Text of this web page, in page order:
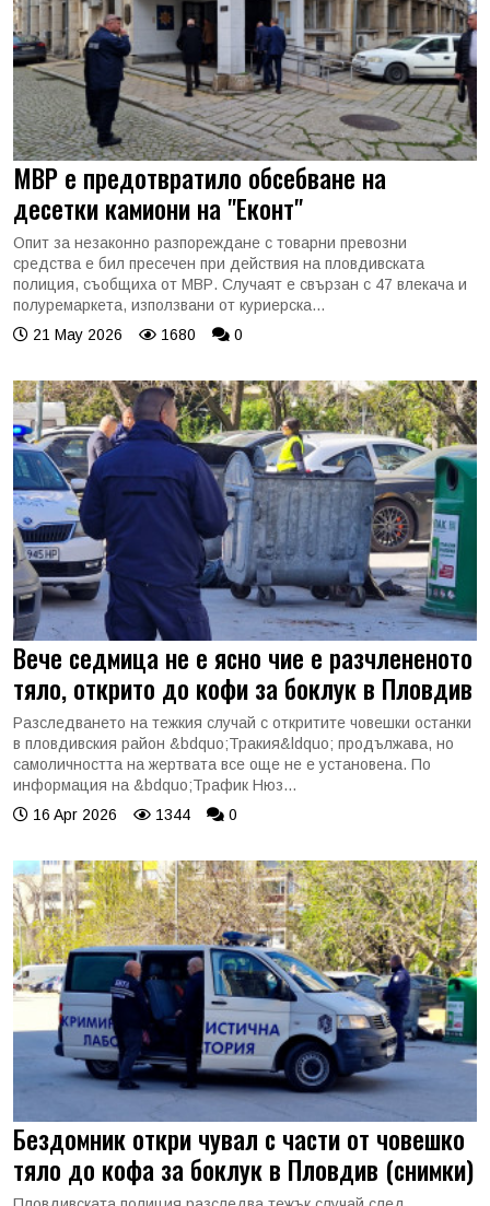
МВР е предотвратило обсебване на
десетки камиони на "Еконт"
Опит за незаконно разпореждане с товарни превозни
средства е бил пресечен при действия на пловдивската
полиция, съобщиха от МВР. Случаят е свързан с 47 влекача и
полуремаркета, използвани от куриерска...
21 May 2026
1680 0
Вече седмица не е ясно чие е разчлененото
тяло, открито до кофи за боклук в Пловдив
Разследването на тежкия случай с откритите човешки останки
в пловдивския район &bdquo;Тракия&ldquo; продължава, но
самоличността на жертвата все още не е установена. По
информация на &bdquo;Трафик Нюз...
16 Apr 2026
1344 0
Бездомник откри чувал с части от човешко
тяло до кофа за боклук в Пловдив (снимки)